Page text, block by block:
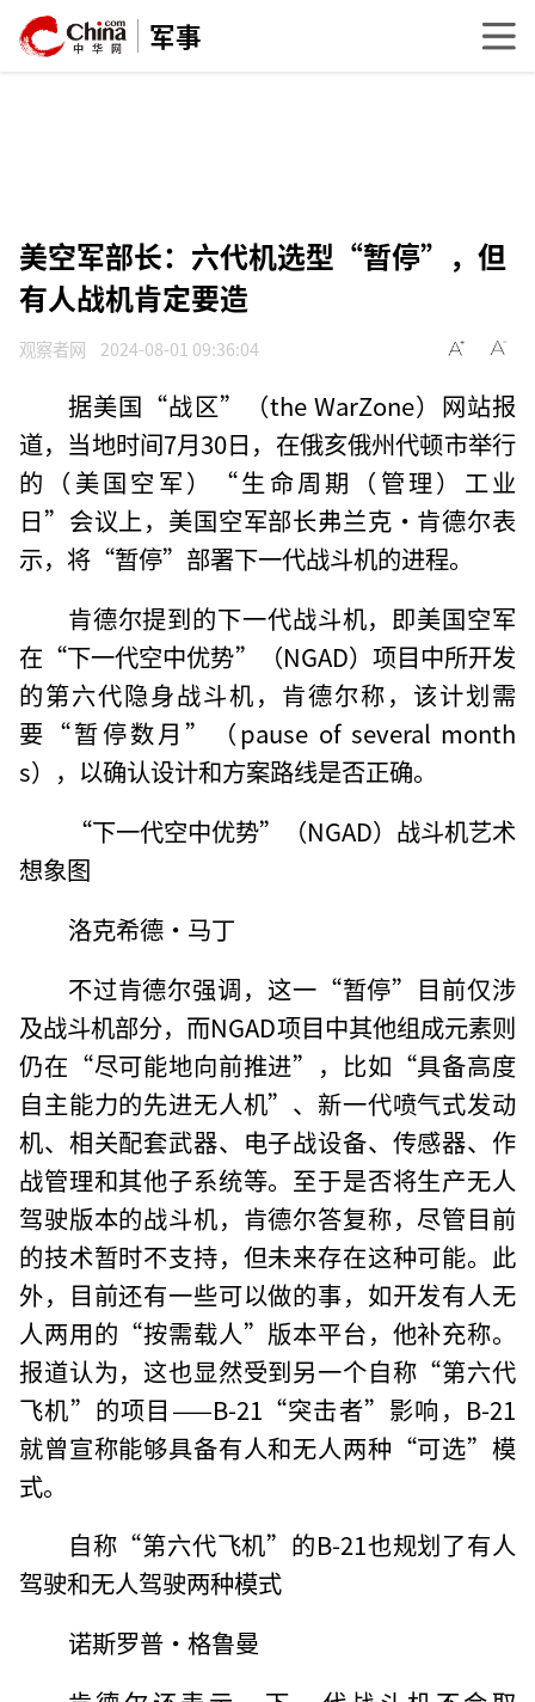
军事
美空军部长：六代机选型“暂停”，但
有人战机肯定要造
观察者网 2024-08-01 09:36:04
据美国“战区”（the WarZone）网站报
道，当地时间7月30日，在俄亥俄州代顿市举行
的（美国空军）“生命周期（管理）工业
日”会议上，美国空军部长弗兰克·肯德尔表
示，将“暂停”部署下一代战斗机的进程。
肯德尔提到的下一代战斗机，即美国空军
在“下一代空中优势”（NGAD）项目中所开发
的第六代隐身战斗机，肯德尔称，该计划需
要“暂停数月”（pause of several month
s），以确认设计和方案路线是否正确。
“下一代空中优势”（NGAD）战斗机艺术
想象图
洛克希德·马丁
不过肯德尔强调，这一“暂停”目前仅涉
及战斗机部分，而NGAD项目中其他组成元素则
仍在“尽可能地向前推进”，比如“具备高度
自主能力的先进无人机”、新一代喷气式发动
机、相关配套武器、电子战设备、传感器、作
战管理和其他子系统等。至于是否将生产无人
驾驶版本的战斗机，肯德尔答复称，尽管目前
的技术暂时不支持，但未来存在这种可能。此
外，目前还有一些可以做的事，如开发有人无
人两用的“按需载人”版本平台，他补充称。
报道认为，这也显然受到另一个自称“第六代
飞机”的项目——B-21“突击者”影响，B-21
就曾宣称能够具备有人和无人两种“可选”模
式。
自称“第六代飞机”的B-21也规划了有人
驾驶和无人驾驶两种模式
诺斯罗普·格鲁曼